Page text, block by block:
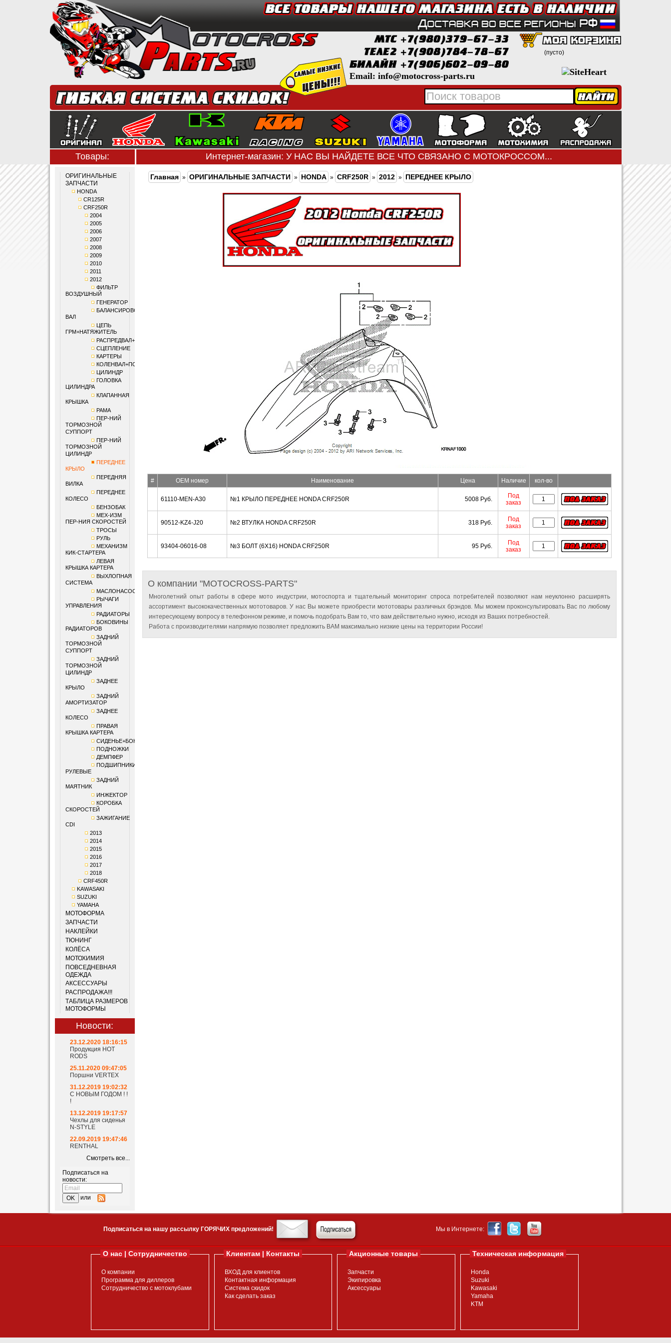
(пусто)
Email: info@motocross-parts.ru
Товары: Интернет-магазин: У НАС ВЫ НАЙДЕТЕ ВСЕ ЧТО СВЯЗАНО С МОТОКРОССОМ...
ОРИГИНАЛЬНЫЕ
ЗАПЧАСТИ
HONDA
CR125R
CRF250R
2004
2005
2006
2007
2008
2009
2010
2011
2012
ФИЛЬТР
ВОЗДУШНЫЙ
ГЕНЕРАТОР
БАЛАНСИРОВОЧНЫЙ
ВАЛ
ЦЕПЬ
ГРМ+НАТЯЖИТЕЛЬ
РАСПРЕДВАЛ+КЛАПАНЫ
СЦЕПЛЕНИЕ
КАРТЕРЫ
КОЛЕНВАЛ+ПОРШЕНЬ
ЦИЛИНДР
ГОЛОВКА
ЦИЛИНДРА
КЛАПАННАЯ
КРЫШКА
РАМА
ПЕР-НИЙ
ТОРМОЗНОЙ
СУППОРТ
ПЕР-НИЙ
ТОРМОЗНОЙ
ЦИЛИНДР
ПЕРЕДНЕЕ
КРЫЛО
ПЕРЕДНЯЯ
ВИЛКА
ПЕРЕДНЕЕ
КОЛЕСО
БЕНЗОБАК
МЕХ-ИЗМ
ПЕР-НИЯ СКОРОСТЕЙ
ТРОСЫ
РУЛЬ
МЕХАНИЗМ
КИК-СТАРТЕРА
ЛЕВАЯ
КРЫШКА КАРТЕРА
ВЫХЛОПНАЯ
СИСТЕМА
МАСЛОНАСОС
РЫЧАГИ
УПРАВЛЕНИЯ
РАДИАТОРЫ
БОКОВИНЫ
РАДИАТОРОВ
ЗАДНИЙ
ТОРМОЗНОЙ
СУППОРТ
ЗАДНИЙ
ТОРМОЗНОЙ
ЦИЛИНДР
ЗАДНЕЕ
КРЫЛО
ЗАДНИЙ
АМОРТИЗАТОР
ЗАДНЕЕ
КОЛЕСО
ПРАВАЯ
КРЫШКА КАРТЕРА
СИДЕНЬЕ+БОКОВИНЫ
ПОДНОЖКИ
ДЕМПФЕР
ПОДШИПНИКИ
РУЛЕВЫЕ
ЗАДНИЙ
МАЯТНИК
ИНЖЕКТОР
КОРОБКА
СКОРОСТЕЙ
ЗАЖИГАНИЕ
CDI
2013
2014
2015
2016
2017
2018
CRF450R
KAWASAKI
SUZUKI
YAMAHA
МОТОФОРМА
ЗАПЧАСТИ
НАКЛЕЙКИ
ТЮНИНГ
КОЛЁСА
МОТОХИМИЯ
ПОВСЕДНЕВНАЯ
ОДЕЖДА
АКСЕССУАРЫ
РАСПРОДАЖА!!!
ТАБЛИЦА РАЗМЕРОВ
МОТОФОРМЫ
Новости:
23.12.2020 18:16:15
Продукция HOT
RODS
25.11.2020 09:47:05
Поршни VERTEX
31.12.2019 19:02:32
С НОВЫМ ГОДОМ ! !
!
13.12.2019 19:17:57
Чехлы для сиденья
N-STYLE
22.09.2019 19:47:46
RENTHAL
Смотреть все...
Подписаться на
новости:
или
Главная » ОРИГИНАЛЬНЫЕ ЗАПЧАСТИ » HONDA » CRF250R » 2012 » ПЕРЕДНЕЕ КРЫЛО
# OEM номер Наименование Цена Наличие кол-во
61110-MEN-A30 №1 КРЫЛО ПЕРЕДНЕЕ HONDA CRF250R 5008 Руб.
Под
заказ
90512-KZ4-J20 №2 ВТУЛКА HONDA CRF250R 318 Руб.
Под
заказ
93404-06016-08 №3 БОЛТ (6X16) HONDA CRF250R 95 Руб.
Под
заказ
О компании "MOTOCROSS-PARTS"
Многолетний опыт работы в сфере мото индустрии, мотоспорта и тщательный мониторинг спроса потребителей позволяют нам неуклонно расширять
ассортимент высококачественных мототоваров. У нас Вы можете приобрести мототовары различных брэндов. Мы можем проконсультировать Вас по любому
интересующему вопросу в телефонном режиме, и помочь подобрать Вам то, что вам действительно нужно, исходя из Ваших потребностей.
Работа с производителями напрямую позволяет предложить ВАМ максимально низкие цены на территории России!
Подписаться на нашу рассылку ГОРЯЧИХ предложений! Мы в Интернете:
О нас | Сотрудничество
О компании
Программа для диллеров
Сотрудничество с мотоклубами
Клиентам | Контакты
ВХОД для клиентов
Контактная информация
Система скидок
Как сделать заказ
Акционные товары
Запчасти
Экипировка
Аксессуары
Техническая информация
Honda
Suzuki
Kawasaki
Yamaha
KTM